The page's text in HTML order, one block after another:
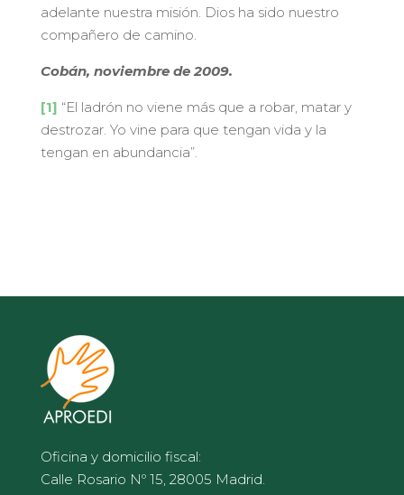
adelante nuestra misión. Dios ha sido nuestro
compañero de camino.
Cobán, noviembre de 2009.
[1] “El ladrón no viene más que a robar, matar y
destrozar. Yo vine para que tengan vida y la
tengan en abundancia”.
Oficina y domicilio fiscal:
Calle Rosario Nº 15, 28005 Madrid.